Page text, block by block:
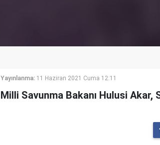
Yayınlanma: 11 Haziran 2021 Cuma 12:11
Milli Savunma Bakanı Hulusi